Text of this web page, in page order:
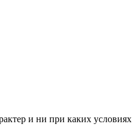
и ни при каких условиях